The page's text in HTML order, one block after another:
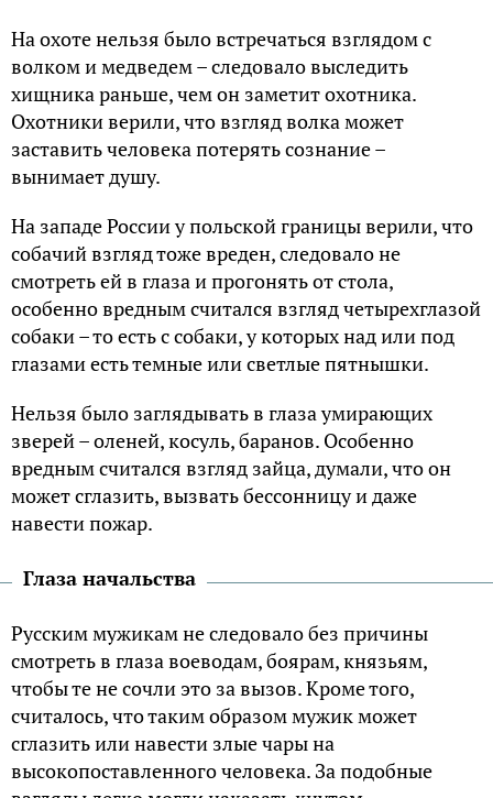
На охоте нельзя было встречаться взглядом с
волком и медведем – следовало выследить
хищника раньше, чем он заметит охотника.
Охотники верили, что взгляд волка может
заставить человека потерять сознание –
вынимает душу.
На западе России у польской границы верили, что
собачий взгляд тоже вреден, следовало не
смотреть ей в глаза и прогонять от стола,
особенно вредным считался взгляд четырехглазой
собаки – то есть с собаки, у которых над или под
глазами есть темные или светлые пятнышки.
Нельзя было заглядывать в глаза умирающих
зверей – оленей, косуль, баранов. Особенно
вредным считался взгляд зайца, думали, что он
может сглазить, вызвать бессонницу и даже
навести пожар.
Глаза начальства
Русским мужикам не следовало без причины
смотреть в глаза воеводам, боярам, князьям,
чтобы те не сочли это за вызов. Кроме того,
считалось, что таким образом мужик может
сглазить или навести злые чары на
высокопоставленного человека. За подобные